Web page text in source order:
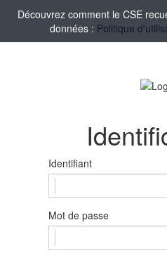
Découvrez comment le CSE
données : Politique
Identifiant
Mot de passe